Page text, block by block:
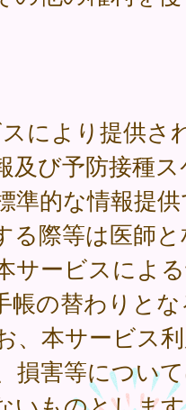
により提供さ
及び予防接種
準的な情報提
る際等は医師
サービスによ
帳の替わりと
、本サービス
損害等につい